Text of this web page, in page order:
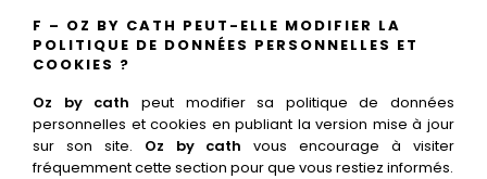
F – OZ BY CATH PEUT-ELLE MODIFIER LA
POLITIQUE DE DONNÉES PERSONNELLES ET
COOKIES ?
Oz by cath peut modifier sa politique de données
personnelles et cookies en publiant la version mise à jour
sur son site. Oz by cath vous encourage à visiter
fréquemment cette section pour que vous restiez informés.